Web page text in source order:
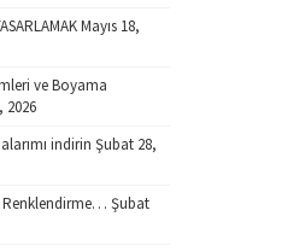
Mayıs 18,
ve Boyama
2026
indirin Şubat 28,
Şubat